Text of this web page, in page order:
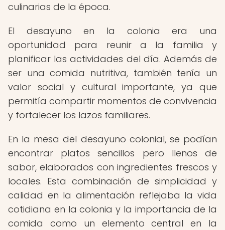
culinarias de la época.
El desayuno en la colonia era una
oportunidad para reunir a la familia y
planificar las actividades del día. Además de
ser una comida nutritiva, también tenía un
valor social y cultural importante, ya que
permitía compartir momentos de convivencia
y fortalecer los lazos familiares.
En la mesa del desayuno colonial, se podían
encontrar platos sencillos pero llenos de
sabor, elaborados con ingredientes frescos y
locales. Esta combinación de simplicidad y
calidad en la alimentación reflejaba la vida
cotidiana en la colonia y la importancia de la
comida como un elemento central en la